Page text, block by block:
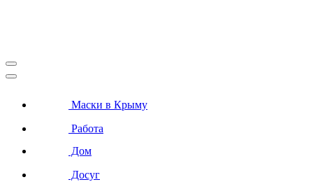
Маски в Крыму
Работа
Дом
Досуг